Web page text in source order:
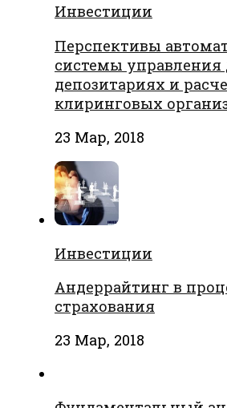
Инвестиции
Перспективы
системы
депозитариях и
клиринговых
23 Мар, 2018
Инвестиции
Андеррайтинг в
страхования
23 Мар, 2018